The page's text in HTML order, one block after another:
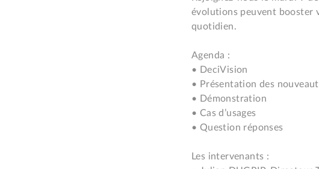
évolutions peuvent booster
quotidien.
Agenda :
• DeciVision
• Présentation des
• Démonstration
• Cas d’usages
• Question réponses
Les intervenants :